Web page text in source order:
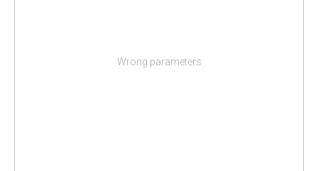
Wrong parameters